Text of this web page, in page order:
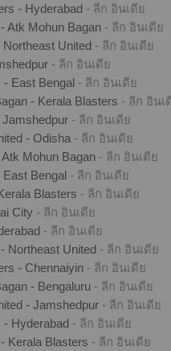
- Hyderabad - ลีก อินเดีย
Atk Mohun Bagan - ลีก อินเดีย
United - ลีก อินเดีย
- ลีก อินเดีย
- East Bengal - ลีก อินเดีย
- Kerala Blasters - ลีก อินเ
Jamshedpur - ลีก อินเดีย
- Odisha - ลีก อินเดีย
Mohun Bagan - ลีก อินเดีย
East Bengal - ลีก อินเดีย
Blasters - ลีก อินเดีย
City - ลีก อินเดีย
- ลีก อินเดีย
Northeast United - ลีก อินเดีย
- Chennaiyin - ลีก อินเดีย
- Bengaluru - ลีก อินเดีย
- Jamshedpur - ลีก อินเดีย
- Hyderabad - ลีก อินเดีย
Kerala Blasters - ลีก อินเดีย